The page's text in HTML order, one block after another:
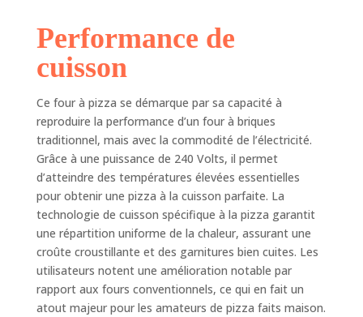
d'effectuer une
rotation Fonctions
Découvrez les
fonctions
préréglées pour les
pizzas au feu de
bois, , à la poêle,
minces et
croustillantes, et
surgelées pour une
variété de délices
maison Contrôle du
mode manuel :
Personnalisez votre
expérience de la
Performance de
cuisson
Ce four à pizza se démarque par sa capacité à
reproduire la performance d’un four à briques
traditionnel, mais avec la commodité de l’électricité.
Grâce à une puissance de 240 Volts, il permet
d’atteindre des températures élevées essentielles
pour obtenir une pizza à la cuisson parfaite. La
technologie de cuisson spécifique à la pizza garantit
une répartition uniforme de la chaleur, assurant une
croûte croustillante et des garnitures bien cuites. Les
utilisateurs notent une amélioration notable par
rapport aux fours conventionnels, ce qui en fait un
atout majeur pour les amateurs de pizza faits maison.